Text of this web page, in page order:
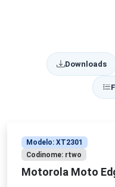
Downloads
Modelo: XT2301
Codinome: rtwo
Motorola Moto